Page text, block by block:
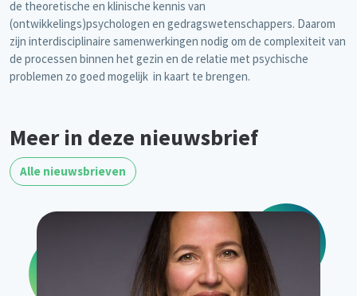
de theoretische en klinische kennis van
(ontwikkelings)psychologen en gedragswetenschappers. Daarom
zijn interdisciplinaire samenwerkingen nodig om de complexiteit van
de processen binnen het gezin en de relatie met psychische
problemen zo goed mogelijk in kaart te brengen.
Meer in deze nieuwsbrief
Alle nieuwsbrieven